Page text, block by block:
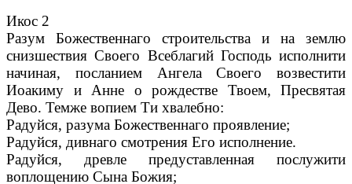
Икос 2
Разум Божественнаго строительства и на землю
снизшествия Своего Всеблагий Господь исполнити
начиная, посланием Ангела Своего возвестити
Иоакиму и Анне о рождестве Твоем, Пресвятая
Дево. Темже вопием Ти хвалебно:
Радуйся, разума Божественнаго проявление;
Радуйся, дивнаго смотрения Его исполнение.
Радуйся, древле предуставленная послужити
воплощению Сына Божия;